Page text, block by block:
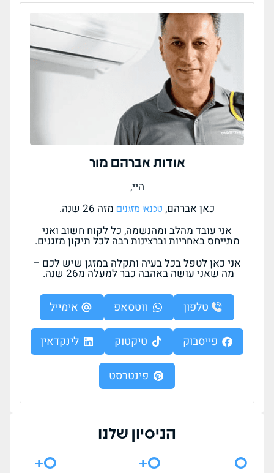
אודות אברהם מור
היי,
כאן אברהם, טכנאי מזגנים מזה 26 שנה.
אני עובד מהלב ומהנשמה, כל לקוח חשוב ואני
מתייחס באחריות וברצינות רבה לכל תיקון מזגנים.
אני כאן לטפל בכל בעיה ותקלה במזגן שיש לכם –
מה שאני עושה באהבה כבר למעלה מ26 שנה.
טלפון ווטסאפ אימייל
פייסבוק טיקטוק לינקדאין
פינטרסט
הניסיון שלנו
0
0
+
0
+